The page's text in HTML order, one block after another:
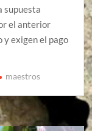
supuesta
el anterior
y exigen el pago
maestros